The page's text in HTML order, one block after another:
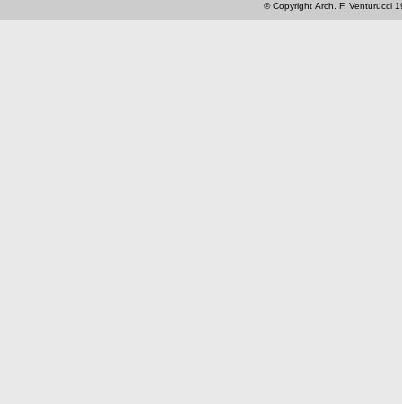
© Copyright Arch. F. Venturucci